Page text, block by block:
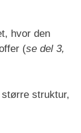
hvor den
(se del 3,
struktur,